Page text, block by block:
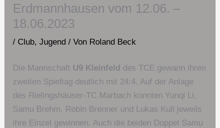
Erdmannhausen vom 12.06. –
18.06.2023
/ Club,Jugend / Von Roland Beck
Die Mannschaft U9 Kleinfeld des TCE gewann ihren
zweiten Spieltag deutlich mit 24:4. Auf der Anlage
des Rielingshäuser-TC Marbach konnten Yunqi Li,
Samu Brehm, Robin Brenner und Lukas Kull jeweils
ihre Einzel gewinnen. Auch die beiden Doppel Samu